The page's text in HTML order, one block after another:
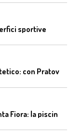
sportive